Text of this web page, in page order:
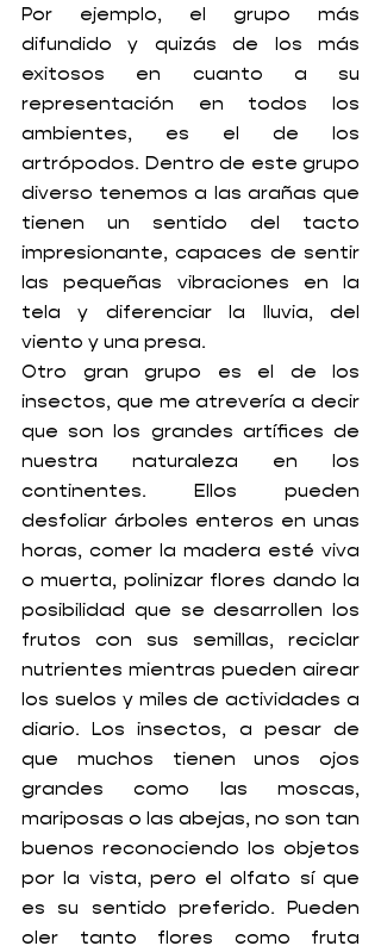
Por ejemplo, el grupo más
difundido y quizás de los más
exitosos en cuanto a su
representación en todos los
ambientes, es el de los
artrópodos. Dentro de este grupo
diverso tenemos a las arañas que
tienen un sentido del tacto
impresionante, capaces de sentir
las pequeñas vibraciones en la
tela y diferenciar la lluvia, del
viento y una presa.
Otro gran grupo es el de los
insectos, que me atrevería a decir
que son los grandes artífices de
nuestra naturaleza en los
continentes. Ellos pueden
desfoliar árboles enteros en unas
horas, comer la madera esté viva
o muerta, polinizar flores dando la
posibilidad que se desarrollen los
frutos con sus semillas, reciclar
nutrientes mientras pueden airear
los suelos y miles de actividades a
diario. Los insectos, a pesar de
que muchos tienen unos ojos
grandes como las moscas,
mariposas o las abejas, no son tan
buenos reconociendo los objetos
por la vista, pero el olfato sí que
es su sentido preferido. Pueden
oler tanto flores como fruta